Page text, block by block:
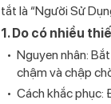
tắt là “Người Sử
1. Do có nhiều
Nguyen nhân:
chậm và chập
Cách khắc phục: